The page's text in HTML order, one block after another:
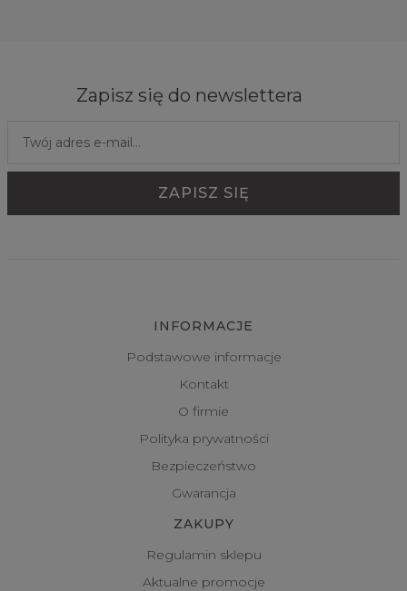
Zapisz się do newslettera
INFORMACJE
Podstawowe informacje
Kontakt
O firmie
Polityka prywatności
Bezpieczeństwo
Gwarancja
ZAKUPY
Regulamin sklepu
Aktualne promocje